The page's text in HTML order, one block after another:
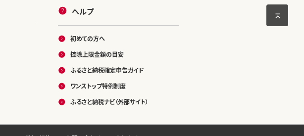
ヘルプ
初めての方へ
控除上限金額の目安
ふるさと納税確定申告ガイド
ワンストップ特例制度
ふるさと納税ナビ（外部サイト）